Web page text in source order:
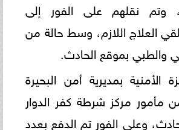
وتم نقلهم على الفور إلى
العلاج اللازم، وسط حالة من
والطبي بموقع الحادث.
الأمنية بمديرية أمن البحيرة
مأمور مركز شرطة كفر الدوار
وعلى الفور تم الدفع بعدد